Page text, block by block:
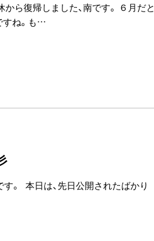
ら復帰しました、南です。 ６月だと
すね。も…
。 本日は、先日公開されたばかり